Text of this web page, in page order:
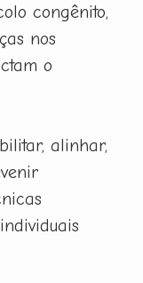
congênito,
nos
o
alinhar,